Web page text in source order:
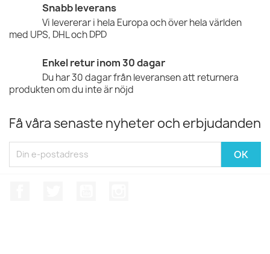
Snabb leverans
Vi levererar i hela Europa och över hela världen
med UPS, DHL och DPD
Enkel retur inom 30 dagar
Du har 30 dagar från leveransen att returnera
produkten om du inte är nöjd
Få våra senaste nyheter och erbjudanden